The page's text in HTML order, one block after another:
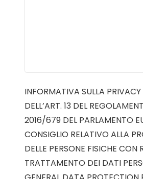
INFORMATIVA SULLA PRIVACY
DELL’ART. 13 DEL
2016/679 DEL PARLAMENTO
CONSIGLIO RELATIVO ALLA
DELLE PERSONE FISICHE CON
TRATTAMENTO DEI DATI